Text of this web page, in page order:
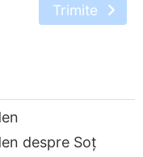
Trimite
despre Soț